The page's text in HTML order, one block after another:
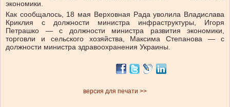
экономики.
Как сообщалось, 18 мая Верховная Рада уволила Владислава
Криклия с должности министра инфраструктуры, Игоря
Петрашко — с должности министра развития экономики,
торговли и сельского хозяйства, Максима Степанова — с
должности министра здравоохранения Украины.
версия для печати >>